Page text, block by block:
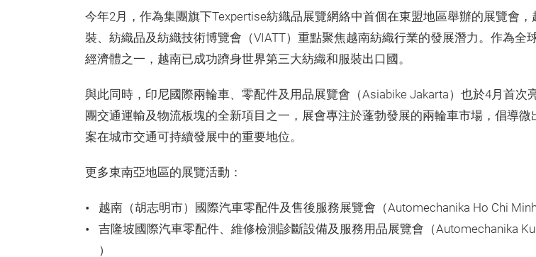
今年2月，作為集團旗下Texpertise紡織品展覽網絡中首個在東盟地區舉辦的展覽會，
裝、紡織品及紡織技術博覽會（VIATT）重點聚焦越南紡織行業的發展潛力。作為全
經濟體之一，越南已成功躋身世界第三大紡織和服裝出口國。
與此同時，印尼國際兩輪車、零配件及用品展覽會（Asiabike Jakarta）也於4月首次
團交通運輸及物流板塊的全新項目之一，展會專注於蓬勃發展的兩輪車市場，倡導微
案在城市交通可持續發展中的重要地位。
更多東南亞地區的展覽活動：
越南（胡志明市）國際汽車零配件及售後服務展覽會（Automechanika Ho Chi Minh
吉隆坡國際汽車零配件、維修檢測診斷設備及服務用品展覽會（Automechanika
）